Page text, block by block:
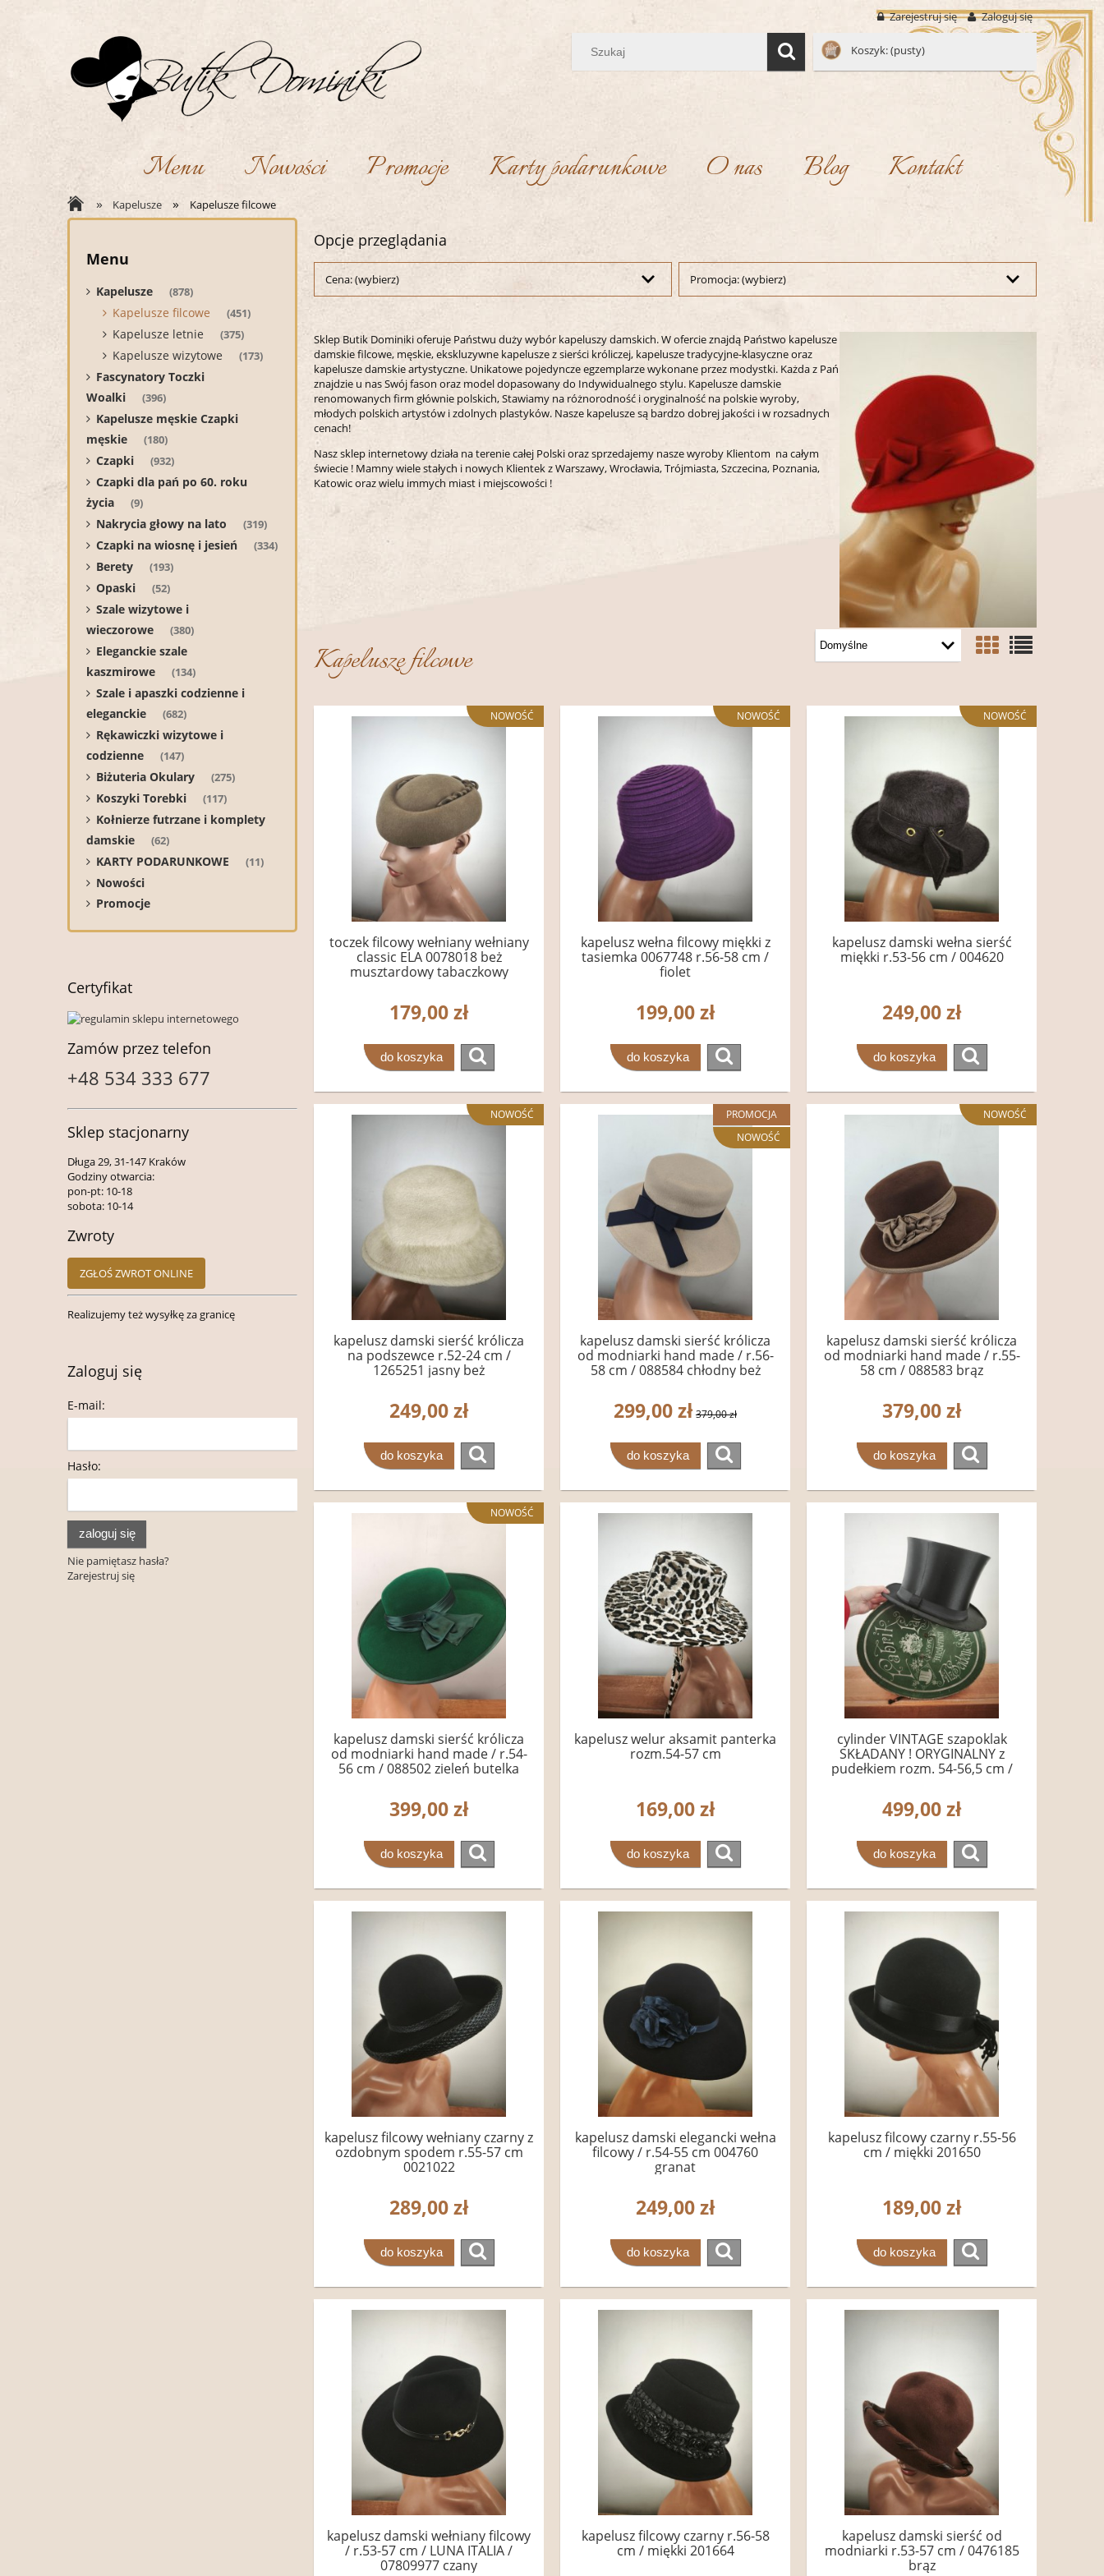
Zarejestruj się Zaloguj się
Koszyk:(pusty)
Menu Nowości Promocje Karty podarunkowe O nas Blog Kontakt
» Kapelusze » Kapelusze filcowe
Menu
Kapelusze (878)
Kapelusze filcowe (451)
Kapelusze letnie (375)
Kapelusze wizytowe (173)
Fascynatory Toczki
Woalki
(396)
Kapelusze męskie Czapki
męskie
(180)
Czapki (932)
Czapki dla pań po 60. roku
życia
(9)
Nakrycia głowy na lato (319)
Czapki na wiosnę i jesień (334)
Berety (193)
Opaski (52)
Szale wizytowe i
wieczorowe
(380)
Eleganckie szale
kaszmirowe
(134)
Szale i apaszki codzienne i
eleganckie
(682)
Rękawiczki wizytowe i
codzienne
(147)
Biżuteria Okulary (275)
Koszyki Torebki (117)
Kołnierze futrzane i komplety
damskie
(62)
KARTY PODARUNKOWE (11)
Nowości
Promocje
Certyfikat
Zamów przez telefon
+48 534 333 677
Sklep stacjonarny
Długa 29, 31-147 Kraków
Godziny otwarcia:
pon-pt: 10-18
sobota: 10-14
Zwroty
ZGŁOŚ ZWROT ONLINE
Realizujemy też wysyłkę za granicę
Zaloguj się
E-mail:
Hasło:
zaloguj się
Nie pamiętasz hasła?
Zarejestruj się
Opcje przeglądania
Cena: (wybierz) Promocja: (wybierz)
Sklep Butik Dominiki oferuje Państwu duży wybór kapeluszy damskich. W ofercie znajdą Państwo kapelusze
damskie filcowe, męskie, ekskluzywne kapelusze z sierści króliczej, kapelusze tradycyjne-klasyczne oraz
kapelusze damskie artystyczne. Unikatowe pojedyncze egzemplarze wykonane przez modystki. Każda z Pań
znajdzie u nas Swój fason oraz model dopasowany do Indywidualnego stylu. Kapelusze damskie
renomowanych firm głównie polskich, Stawiamy na różnorodność i oryginalność na polskie wyroby,
młodych polskich artystów i zdolnych plastyków. Nasze kapelusze są bardzo dobrej jakości i w rozsadnych
cenach!
Nasz sklep internetowy działa na terenie całej Polski oraz sprzedajemy nasze wyroby Klientom na całym
świecie ! Mamny wiele stałych i nowych Klientek z Warszawy, Wrocławia, Trójmiasta, Szczecina, Poznania,
Katowic oraz wielu immych miast i miejscowości !
Kapelusze filcowe
toczek filcowy wełniany wełniany
classic ELA 0078018 beż
musztardowy tabaczkowy
179,00 zł
do koszyka
NOWOŚĆ
kapelusz wełna filcowy miękki z
tasiemka 0067748 r.56-58 cm /
fiolet
199,00 zł
do koszyka
NOWOŚĆ
kapelusz damski wełna sierść
miękki r.53-56 cm / 004620
249,00 zł
do koszyka
NOWOŚĆ
kapelusz damski sierść królicza
na podszewce r.52-24 cm /
1265251 jasny beż
249,00 zł
do koszyka
NOWOŚĆ
kapelusz damski sierść królicza
od modniarki hand made / r.56-
58 cm / 088584 chłodny beż
299,00 zł379,00 zł
do koszyka
PROMOCJA
NOWOŚĆ
kapelusz damski sierść królicza
od modniarki hand made / r.55-
58 cm / 088583 brąz
379,00 zł
do koszyka
NOWOŚĆ
kapelusz damski sierść królicza
od modniarki hand made / r.54-
56 cm / 088502 zieleń butelka
399,00 zł
do koszyka
NOWOŚĆ
kapelusz welur aksamit panterka
rozm.54-57 cm
169,00 zł
do koszyka
cylinder VINTAGE szapoklak
SKŁADANY ! ORYGINALNY z
pudełkiem rozm. 54-56,5 cm /
499,00 zł
do koszyka
kapelusz filcowy wełniany czarny z
ozdobnym spodem r.55-57 cm
0021022
289,00 zł
do koszyka
kapelusz damski elegancki wełna
filcowy / r.54-55 cm 004760
granat
249,00 zł
do koszyka
kapelusz filcowy czarny r.55-56
cm / miękki 201650
189,00 zł
do koszyka
kapelusz damski wełniany filcowy
/ r.53-57 cm / LUNA ITALIA /
07809977 czany
kapelusz filcowy czarny r.56-58
cm / miękki 201664
kapelusz damski sierść od
modniarki r.53-57 cm / 0476185
brąz